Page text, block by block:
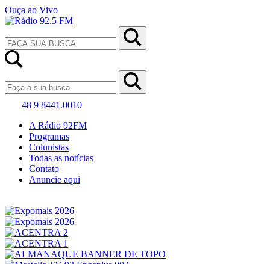
Ouça ao Vivo
48 9 8441.0010
A Rádio 92FM
Programas
Colunistas
Todas as notícias
Contato
Anuncie aqui